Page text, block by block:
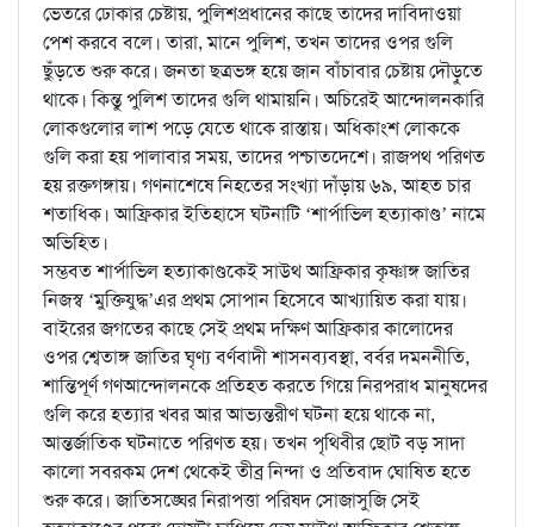
ভেতরে ঢোকার চেষ্টায়, পুলিশপ্রধানের কাছে তাদের দাবিদাওয়া
পেশ করবে বলে। তারা, মানে পুলিশ, তখন তাদের ওপর গুলি
ছুঁড়তে শুরু করে। জনতা ছত্রভঙ্গ হয়ে জান বাঁচাবার চেষ্টায় দৌড়ুতে
থাকে। কিন্তু পুলিশ তাদের গুলি থামায়নি। অচিরেই আন্দোলনকারি
লোকগুলোর লাশ পড়ে যেতে থাকে রাস্তায়। অধিকাংশ লোককে
গুলি করা হয় পালাবার সময়, তাদের পশ্চাতদেশে। রাজপথ পরিণত
হয় রক্তগঙ্গায়। গণনাশেষে নিহতের সংখ্যা দাঁড়ায় ৬৯, আহত চার
শতাধিক। আফ্রিকার ইতিহাসে ঘটনাটি ‘শার্পাভিল হত্যাকাণ্ড’ নামে
অভিহিত।
সম্ভবত শার্পাভিল হত্যাকাণ্ডকেই সাউথ আফ্রিকার কৃষ্ণাঙ্গ জাতির
নিজস্ব ‘মুক্তিযুদ্ধ’এর প্রথম সোপান হিসেবে আখ্যায়িত করা যায়।
বাইরের জগতের কাছে সেই প্রথম দক্ষিণ আফ্রিকার কালোদের
ওপর শ্বেতাঙ্গ জাতির ঘৃণ্য বর্ণবাদী শাসনব্যবস্থা, বর্বর দমননীতি,
শান্তিপূর্ণ গণআন্দোলনকে প্রতিহত করতে গিয়ে নিরপরাধ মানুষদের
গুলি করে হত্যার খবর আর আভ্যন্তরীণ ঘটনা হয়ে থাকে না,
আন্তর্জাতিক ঘটনাতে পরিণত হয়। তখন পৃথিবীর ছোট বড় সাদা
কালো সবরকম দেশ থেকেই তীব্র নিন্দা ও প্রতিবাদ ঘোষিত হতে
শুরু করে। জাতিসঙ্ঘের নিরাপত্তা পরিষদ সোজাসুজি সেই